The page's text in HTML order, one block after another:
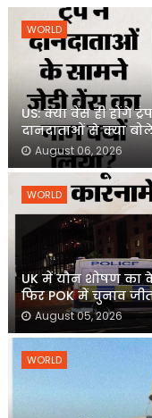
WORLD
US: क्या वेंस ही होंगे
दानदाताओं से क्या
August 06, 2026
WORLD
UK में यौन शोषण का
फिर POK में चुनाव
August 05, 2026
WORLD